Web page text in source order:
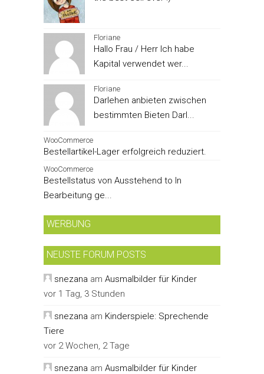
Floriane
Hallo Frau / Herr Ich habe
Kapital verwendet wer...
Floriane
Darlehen anbieten zwischen
bestimmten Bieten Darl...
WooCommerce
Bestellartikel-Lager erfolgreich reduziert.
WooCommerce
Bestellstatus von Ausstehend to In
Bearbeitung ge...
WERBUNG
NEUSTE FORUM POSTS
snezana am Ausmalbilder für Kinder
vor 1 Tag, 3 Stunden
snezana am Kinderspiele: Sprechende
Tiere
vor 2 Wochen, 2 Tage
snezana am Ausmalbilder für Kinder